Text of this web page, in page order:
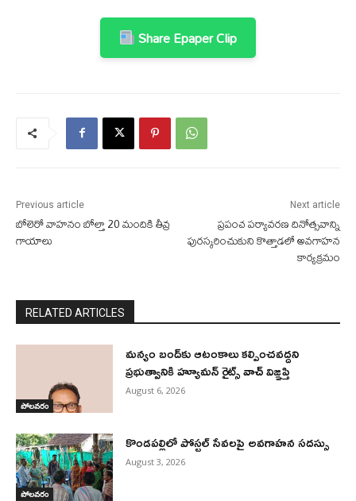
Share Epaper Clip
Previous article
బోలెరో వాహనం బోల్తా 20 మందికి తీవ్ర
గాయాలు
Next article
ప్రపంచ పర్యావరణ దినోత్సవాన్ని
పురస్కరించుకుని కొత్తాడలో అవగాహన
కార్యక్రమం
RELATED ARTICLES
పోలవరం
మన్యం బంద్‌కు ఆటంకాలు కల్పించవద్దని
ప్రభుత్వానికి హ్యూమన్ రైట్స్ వాచ్ విజ్ఞప్తి
August 6, 2026
పోలవరం
కొండపల్లిలో పోస్టల్ సేవలపై అవగాహన సదస్సు
August 3, 2026